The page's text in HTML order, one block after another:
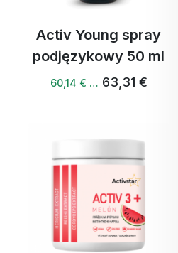
Activ Young spray
podjęzykowy 50 ml
60,14 € … 63,31 €